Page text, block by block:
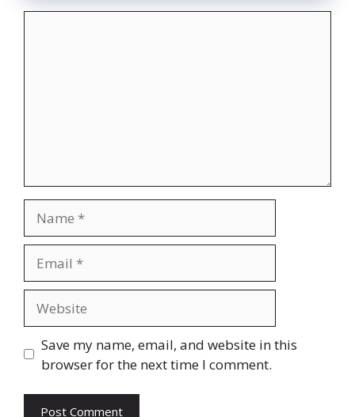
Save my name, email, and website in this
browser for the next time I comment.